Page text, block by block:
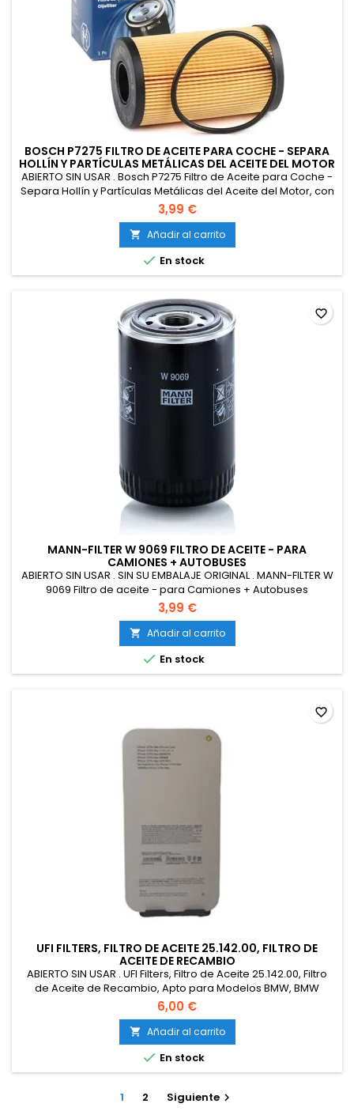
BOSCH P7275 FILTRO DE ACEITE PARA COCHE - SEPARA
HOLLÍN Y PARTÍCULAS METÁLICAS DEL ACEITE DEL MOTOR
ABIERTO SIN USAR . Bosch P7275 Filtro de Aceite para Coche -
Separa Hollín y Partículas Metálicas del Aceite del Motor, con
una Fiable Lubricación del Motor
3,99 €
 Añadir al carrito
 En stock
MANN-FILTER W 9069 FILTRO DE ACEITE - PARA
CAMIONES + AUTOBUSES
ABIERTO SIN USAR . SIN SU EMBALAJE ORIGINAL . MANN-FILTER W
9069 Filtro de aceite - para Camiones + Autobuses
3,99 €
 Añadir al carrito
 En stock
favorite_border
UFI FILTERS, FILTRO DE ACEITE 25.142.00, FILTRO DE
ACEITE DE RECAMBIO
ABIERTO SIN USAR . UFI Filters, Filtro de Aceite 25.142.00, Filtro
de Aceite de Recambio, Apto para Modelos BMW, BMW
Alpina, Mini y Toyota
6,00 €
 Añadir al carrito
 En stock
favorite_border
1 2 Siguiente 